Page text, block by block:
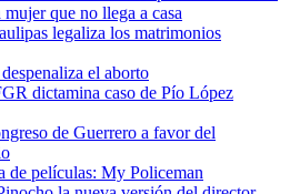
que no llega a casa
legaliza los matrimonios
el aborto
dictamina caso de Pío López
de Guerrero a favor del
de películas: My Policeman